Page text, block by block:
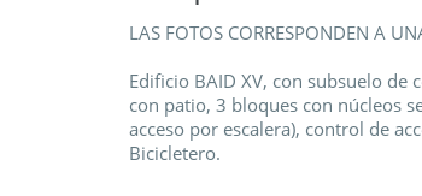
LAS FOTOS CORRESPONDEN A
Edificio BAID XV, con subsuelo
con patio, 3 bloques con núcleos
acceso por escalera), control de
Bicicletero.